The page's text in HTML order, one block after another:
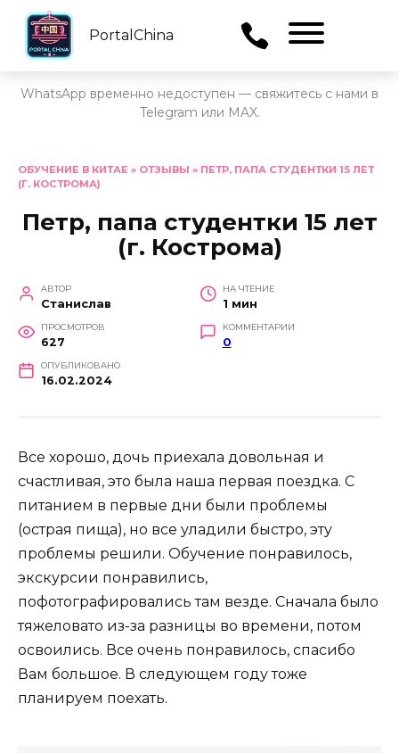
PortalChina
WhatsApp временно недоступен — свяжитесь с нами в
Telegram или MAX.
содержанию
ОБУЧЕНИЕ В КИТАЕ » ОТЗЫВЫ » ПЕТР, ПАПА СТУДЕНТКИ 15 ЛЕТ
(Г. КОСТРОМА)
Петр, папа студентки 15 лет
(г. Кострома)
АВТОР
Станислав
НА ЧТЕНИЕ
1 мин
ПРОСМОТРОВ
627
КОММЕНТАРИИ
0
ОПУБЛИКОВАНО
16.02.2024
Все хорошо, дочь приехала довольная и
счастливая, это была наша первая поездка. С
питанием в первые дни были проблемы
(острая пища), но все уладили быстро, эту
проблемы решили. Обучение понравилось,
экскурсии понравились,
пофотографировались там везде. Сначала было
тяжеловато из-за разницы во времени, потом
освоились. Все очень понравилось, спасибо
Вам большое. В следующем году тоже
планируем поехать.